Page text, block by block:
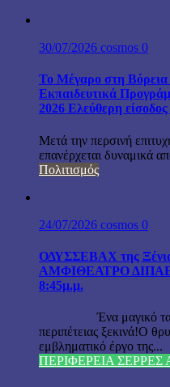
30/07/2026 cosmos 0
Το Μέγαρο στη Βόρεια
Εκπαιδευτικά
2026 Ελεύθερη
Μετά την περσινή
επανέρχεται δυναμικά
Πολιτισμός
24/07/2026 cosmos 0
ΟΔΥΣΣΕΒΑΧ της
ΑΜΦΙΘΕΑΤΡΟ ΔΙΠΑΕ
8:45μ.μ.
Ένα μαγικό ταξίδι
περιπέτειας ξεκινά!Ο
εμβληματικό έργο της...
ΠΕΡΙΦΕΡΕΙΑ